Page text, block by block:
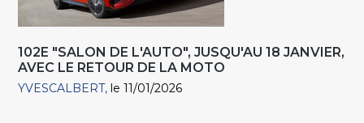
102E "SALON DE L'AUTO", JUSQU'AU 18 JANVIER,
AVEC LE RETOUR DE LA MOTO
YVESCALBERT le 11/01/2026